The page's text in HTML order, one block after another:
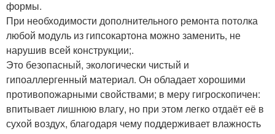
формы.
При необходимости дополнительного ремонта потолка
любой модуль из гипсокартона можно заменить, не
нарушив всей конструкции;.
Это безопасный, экологически чистый и
гипоаллергенный материал. Он обладает хорошими
противопожарными свойствами; в меру гигроскопичен:
впитывает лишнюю влагу, но при этом легко отдаёт её в
сухой воздух, благодаря чему поддерживает влажность